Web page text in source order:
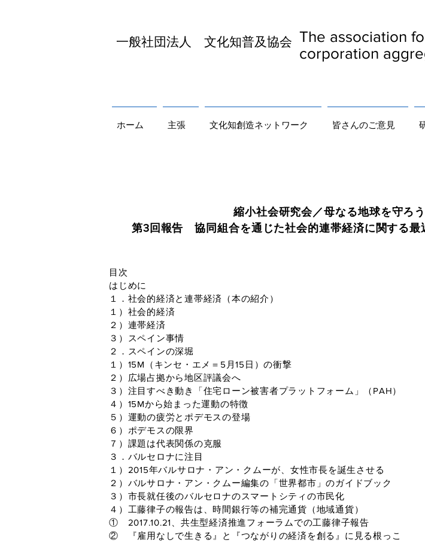
​一般社団法人 文化知普及協会 The association
corporation
ホーム 主張 文化知創造ネットワーク 皆さんのご意見
縮小社会研究会／母なる地球を守ろ
第3回報告 協同組合を通じた社会的連帯経済に関する最
連絡
目次
はじめに
１．社会的経済と連帯経済（本の紹介）
１）社会的経済
２）連帯経済
３）スペイン事情
２．スペインの深堀
１）15M（キンセ・エメ＝5月15日）の衝撃
２）広場占拠から地区評議会へ
３）注目すべき動き「住宅ローン被害者プラットフォーム」（PAH）
４）15Mから始まった運動の特徴
５）運動の疲労とポデモスの登場
６）ポデモスの限界
７）課題は代表関係の克服
３．バルセロナに注目
１）2015年バルサロナ・アン・クムーが、女性市長を誕生させる
２）バルサロナ・アン・クムー編集の「世界都市」のガイドブック
３）市長就任後のバルセロナのスマートシティの市民化
４）工藤律子の報告は、時間銀行等の補完通貨（地域通貨）
① 2017.10.21、共生型経済推進フォーラムでの工藤律子報告
② 『雇用なしで生きる』と『つながりの経済を創る』に見る根っこ